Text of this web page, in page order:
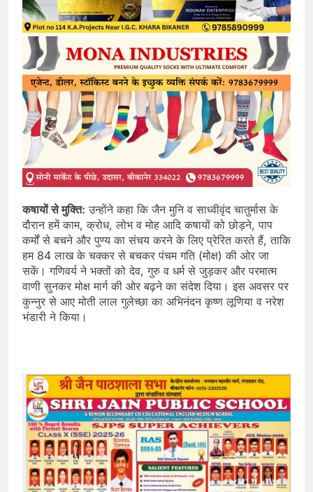
कषायों से मुक्ति: उन्होंने कहा कि जैन मुनि व साध्वीवृंद चातुर्मास के
दौरान हमें काम, क्रोध, लोभ व मोह आदि कषायों को छोड़ने, पाप
कर्मों से बचने और पुण्य का संचय करने के लिए प्रेरित करते हैं, ताकि
हम 84 लाख के चक्कर से बचकर पंचम गति (मोक्ष) की ओर जा
सकें। गणिवर्य ने भक्तों को देव, गुरु व धर्म से जुड़कर और परमात्म
वाणी सुनकर मोक्ष मार्ग की ओर बढ़ने का संदेश दिया। इस अवसर पर
कुन्नुर से आए मोती लाल गुलेच्छा का अभिनंदन कृष्ण लूणिया व नरेश
भंडारी ने किया।